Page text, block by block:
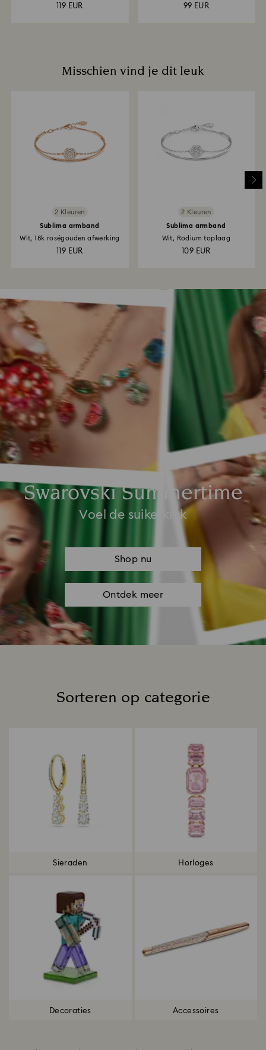
119 EUR 99 EUR
Misschien vind je dit leuk
2 Kleuren
Sublima armband
Wit, 18k roségouden afwerking
119 EUR
2 Kleuren
Sublima armband
Wit, Rodium toplaag
109 EUR
Swarovski Summertime
Voel de suikerkick
Shop nu
Ontdek meer
Sorteren op categorie
Sieraden Horloges
Decoraties Accessoires